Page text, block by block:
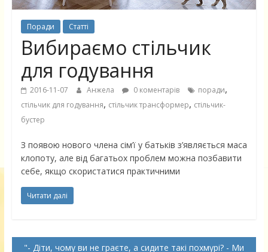
Поради Статті
Вибираємо стільчик
для годування
2016-11-07 Анжела 0 коментарів поради,
стільчик для годування, стільчик трансформер, стільчик-
бустер
З появою нового члена сім’ї у батьків з’являється маса
клопоту, але від багатьох проблем можна позбавити
себе, якщо скористатися практичними
Читати далі
- Діти, чому ви не граєте, а сидите такі похмурі? - Ми